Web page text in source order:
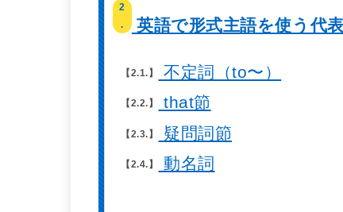
2
.
英語で形式主語を使う代
2.1. 不定詞（to〜）
2.2. that節
2.3. 疑問詞節
2.4. 動名詞